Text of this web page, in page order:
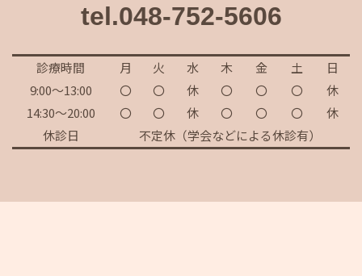
tel.048-752-5606
診療時間 月 火 水 木 金 土
日
9:00～13:00
〇 〇 休 〇 〇 〇
休
14:30～20:00
〇 〇 休 〇 〇 〇
休
休診日
不定休（学会などによる休診有）